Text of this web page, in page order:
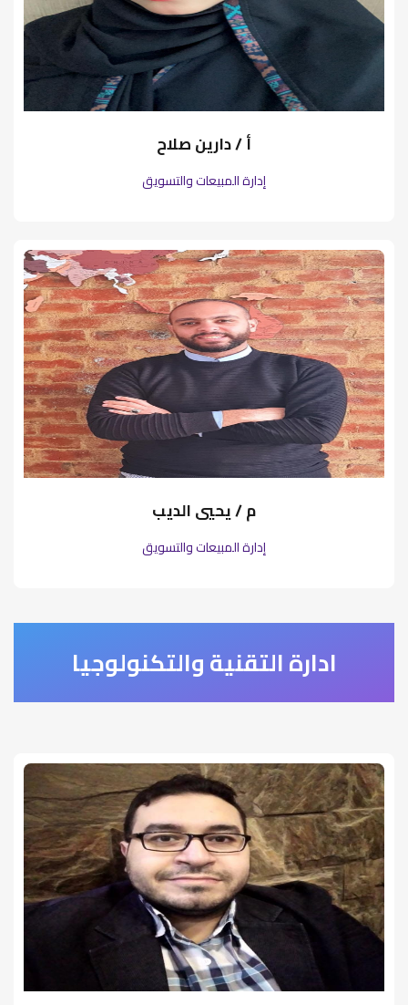
أ / دارين صلاح
إدارة المبيعات والتسويق
م / يحيي الديب
إدارة المبيعات والتسويق
ادارة التقنية والتكنولوجيا